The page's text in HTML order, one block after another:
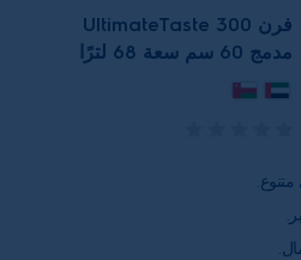
فرن UltimateTaste 300
مدمج 60 سم سعة 68 لترًا